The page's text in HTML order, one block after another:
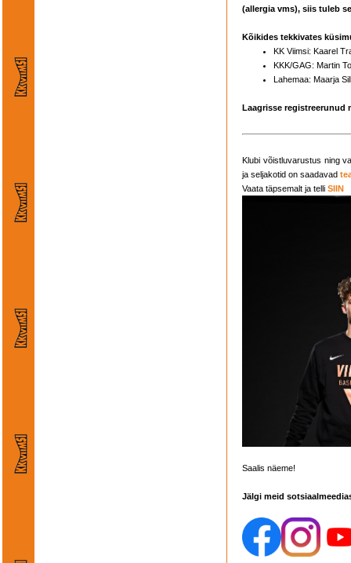
(allergia vms), siis tuleb
Kõikides tekkivates
KK Viimsi: Kaarel
KKK/GAG: Martin
Lahemaa: Maarja
Laagrisse registreerunud
Klubi võistluvarustus ning
ja seljakotid on saadavad
Vaata täpsemalt ja telli SIIN
Saalis näeme!
Jälgi meid